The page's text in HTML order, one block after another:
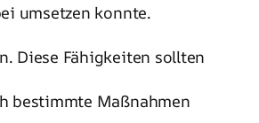
umsetzen konnte.
Diese Fähigkeiten sollten
bestimmte Maßnahmen